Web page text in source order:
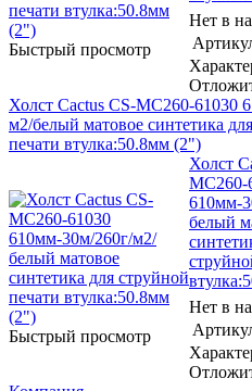
Быстрый просмотр
Нет в
Холст Cactus CS-MC260-61030
м2/белый матовое синтетика
печати втулка:50.8мм (2")
Быстрый просмотр
Холст
MC260-
610мм-
белый
Нет в